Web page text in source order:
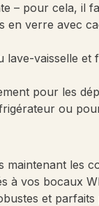
– pour cela, il
en verre avec
lave-vaisselle et
pour les
ou
maintenant les
à vos bocaux
et parfaits